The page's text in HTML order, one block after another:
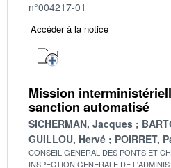
n°004217-01
Accéder à la notice
Mission
sanction automatisé
SICHERMAN, Jacques
GUILLOU, Hervé
POIRRET,
CONSEIL GENERAL DES PONTS ET
INSPECTION GENERALE DE